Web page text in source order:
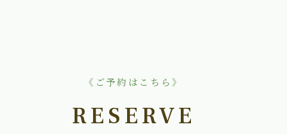
《ご予約はこちら》
RESERVE